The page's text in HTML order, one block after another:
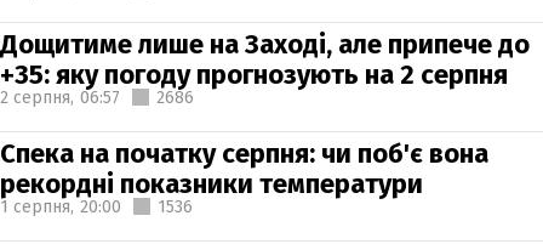
Дощитиме лише на Заході, але припече до
+35: яку погоду прогнозують на 2 серпня
2 серпня, 06:57 2686
Спека на початку серпня: чи поб'є вона
рекордні показники температури
1 серпня, 20:00 1536